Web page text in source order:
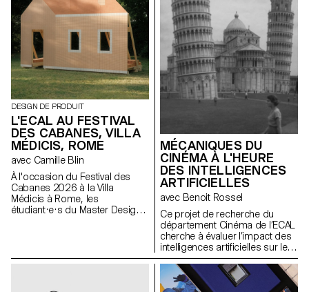
DESIGN DE PRODUIT
L'ECAL AU FESTIVAL
DES CABANES, VILLA
MÉDICIS, ROME
avec Camille Blin
À l'occasion du Festival des
Cabanes 2026 à la Villa
Médicis à Rome, les
étudiant·e·s du Master Design
fabricant italien de
MÉCANIQUES DU
CINÉMA À L'HEURE
DES INTELLIGENCES
ARTIFICIELLES
avec Benoit Rossel
Ce projet de recherche du
département Cinéma de l’ECAL
cherche à évaluer l’impact des
intelligences artificielles sur le
cinéma et son enseignement.